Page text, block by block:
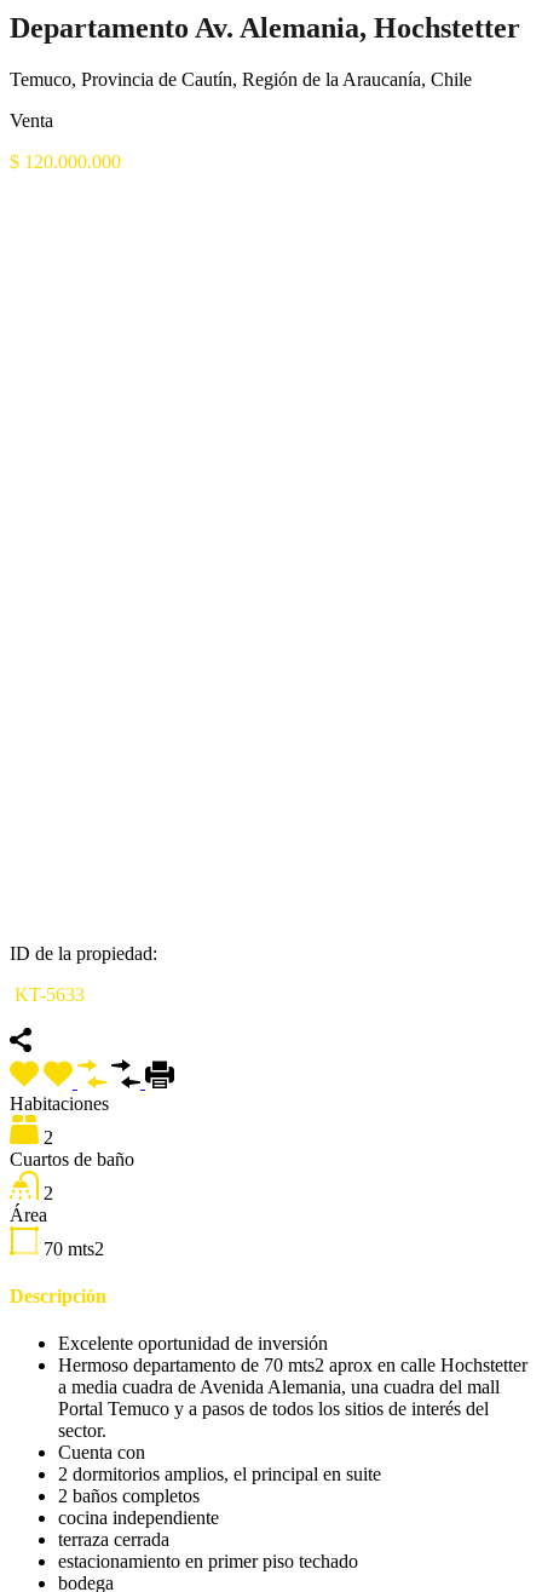
Departamento Av. Alemania, Hochstetter
Temuco, Provincia de Cautín, Región de la Araucanía, Chile
Venta
$ 120.000.000
ID de la propiedad:
KT-5633
Habitaciones
2
Cuartos de baño
2
Área
70 mts2
Descripción
Excelente oportunidad de inversión
Hermoso departamento de 70 mts2 aprox en calle Hochstetter
a media cuadra de Avenida Alemania, una cuadra del mall
Portal Temuco y a pasos de todos los sitios de interés del
sector.
Cuenta con
2 dormitorios amplios, el principal en suite
2 baños completos
cocina independiente
terraza cerrada
estacionamiento en primer piso techado
bodega